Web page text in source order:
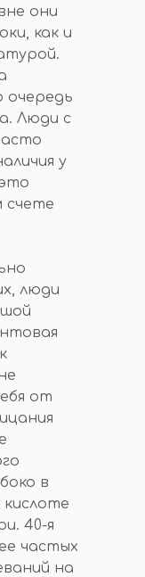
они
как и
очередь
Люди с
у
счете
люди
от
в
40-я
частых
на